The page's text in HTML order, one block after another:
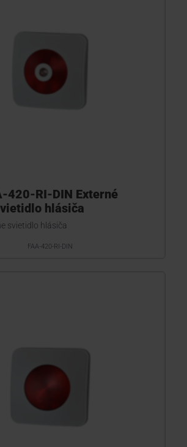
420-RI-DIN Externé
hlásiča
svietidlo hlásiča
FAA-420-RI-DIN